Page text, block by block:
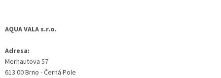
AQUA VALA s.r.o.
Adresa:
Merhautova 57
613 00 Brno - Černá Pole